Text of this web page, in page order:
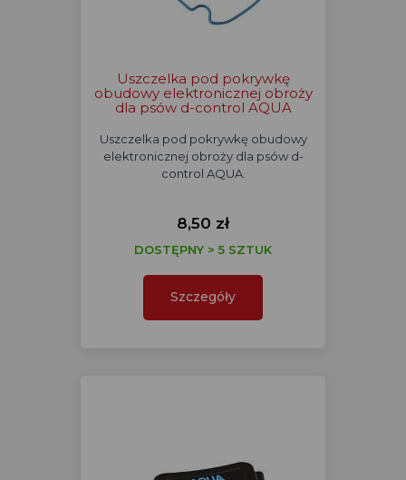
Uszczelka pod pokrywkę
obudowy elektronicznej obroży
dla psów d-control AQUA
Uszczelka pod pokrywkę obudowy
elektronicznej obroży dla psów d-
control AQUA.
8,50 zł
DOSTĘPNY > 5 SZTUK
Szczegóły